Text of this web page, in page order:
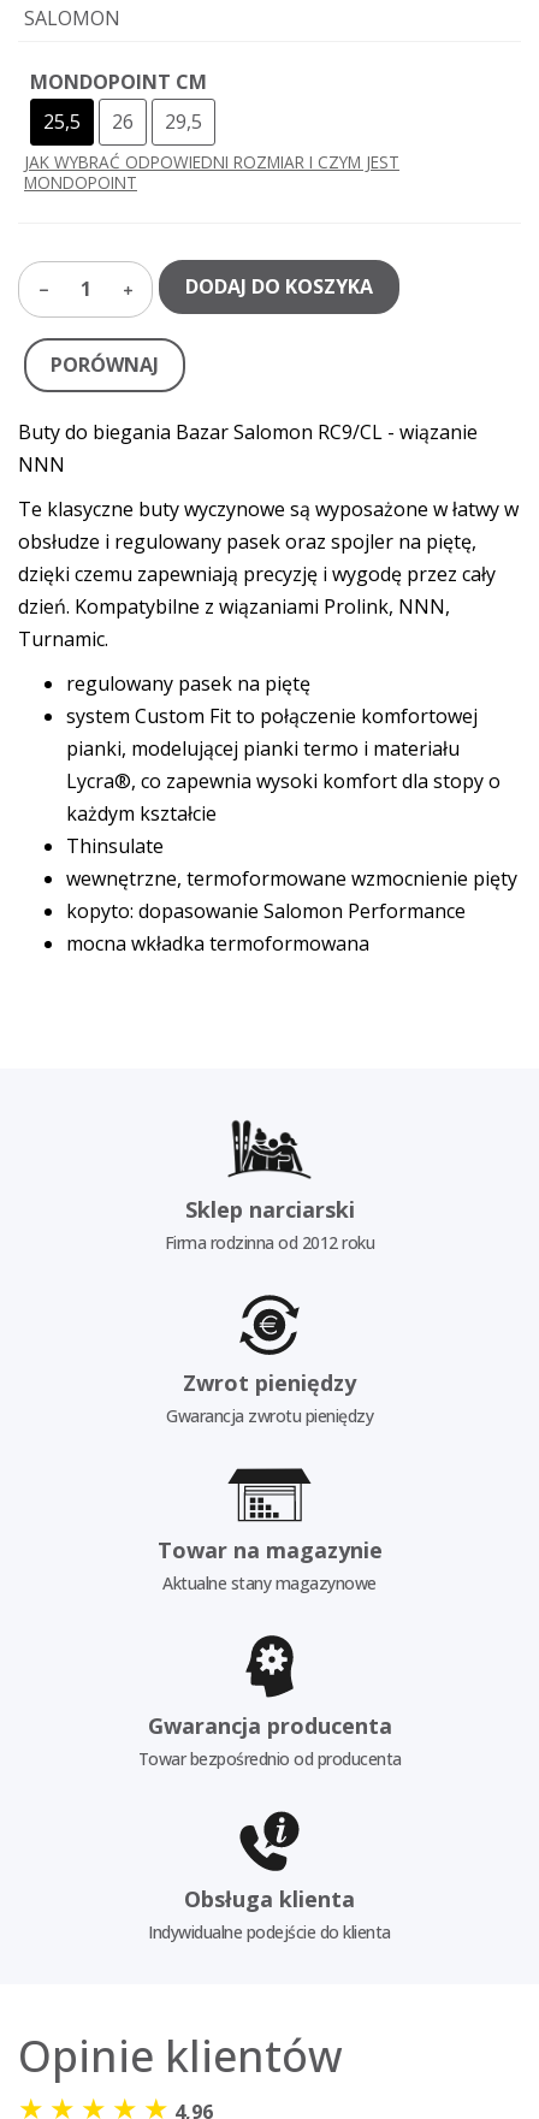
SALOMON
MONDOPOINT CM
25,5
26 29,5
JAK WYBRAĆ ODPOWIEDNI ROZMIAR I CZYM JEST
MONDOPOINT
1 DODAJ DO KOSZYKA
PORÓWNAJ
Buty do biegania Bazar Salomon RC9/CL - wiązanie
NNN
Te klasyczne buty wyczynowe są wyposażone w łatwy w
obsłudze i regulowany pasek oraz spojler na piętę,
dzięki czemu zapewniają precyzję i wygodę przez cały
dzień. Kompatybilne z wiązaniami Prolink, NNN,
Turnamic.
regulowany pasek na piętę
system Custom Fit to połączenie komfortowej
pianki, modelującej pianki termo i materiału
Lycra®, co zapewnia wysoki komfort dla stopy o
każdym kształcie
Thinsulate
wewnętrzne, termoformowane wzmocnienie pięty
kopyto: dopasowanie Salomon Performance
mocna wkładka termoformowana
Sklep narciarski
Firma rodzinna od 2012 roku
Zwrot pieniędzy
Gwarancja zwrotu pieniędzy
Towar na magazynie
Aktualne stany magazynowe
Gwarancja producenta
Towar bezpośrednio od producenta
Obsługa klienta
Indywidualne podejście do klienta
Opinie klientów
★ ★ ★ ★ ★ 4,96